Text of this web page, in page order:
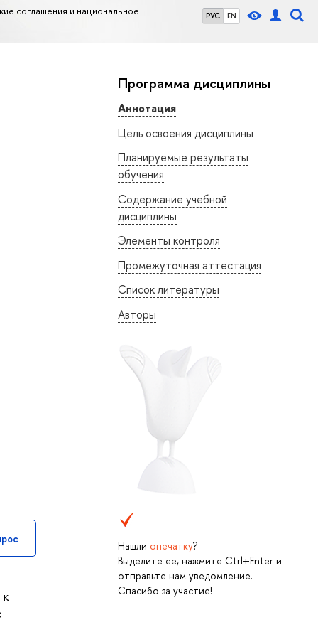
РУС EN
соглашения и национальное
Программа дисциплины
Аннотация
Цель освоения дисциплины
Планируемые результаты
обучения
Содержание учебной
дисциплины
Элементы контроля
Промежуточная аттестация
Список литературы
Авторы
Нашли опечатку?
Выделите её, нажмите Ctrl+Enter и
отправьте нам уведомление.
Спасибо за участие!
к